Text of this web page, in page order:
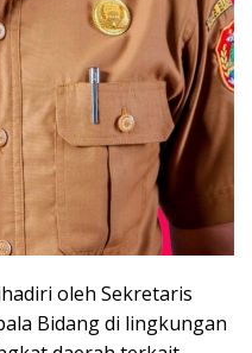
oleh Sekretaris
Bidang di lingkungan